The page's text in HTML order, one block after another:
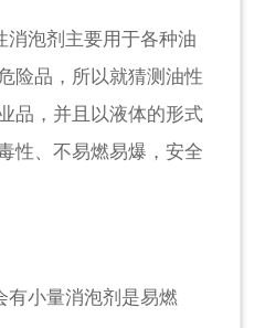
泡剂主要用于各种油
险品，所以就猜测油性
品，并且以液体的形式
性、不易燃易爆，安全
小量消泡剂是易燃